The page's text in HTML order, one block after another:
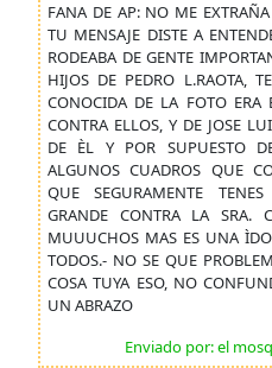
FANA DE AP: NO ME
TU MENSAJE DISTE A
RODEABA DE GENTE
HIJOS DE PEDRO L.RAOTA,
CONOCIDA DE LA FOTO
CONTRA ELLOS, Y DE JOSE
DE ÈL Y POR SUPUESTO
ALGUNOS CUADROS QUE
QUE SEGURAMENTE
GRANDE CONTRA LA SRA.
MUUUCHOS MAS ES UNA
TODOS.- NO SE QUE
COSA TUYA ESO, NO
UN ABRAZO
Enviado por: el